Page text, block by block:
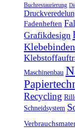
Buchrestaurierung
Fadenheften
Grafikdesign
Klebebinden
Maschinenbau
Recycling
Schneidsystem